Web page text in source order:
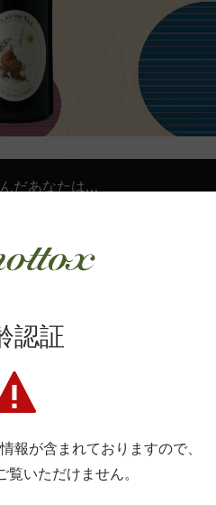
んだあなたは…
認証
報が含まれておりますので、
いただけません。